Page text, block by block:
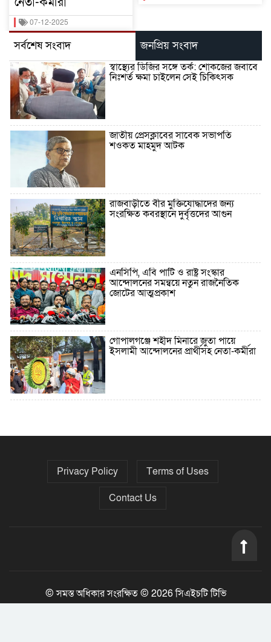
07-12-2025
সর্বশেষ সংবাদ জনপ্রিয় সংবাদ
স্বাস্থ্যের ডিজির সঙ্গে তর্ক: শোকজের জবাবে
নিঃশর্ত ক্ষমা চাইলেন সেই চিকিৎসক
জাতীয় প্রেসক্লাবের সাবেক সভাপতি
শওকত মাহমুদ আটক
রাজবাড়ীতে বীর মুক্তিযোদ্ধাদের জন্য
সংরক্ষিত কবরস্থানে দুর্বৃত্তদের আগুন
এনসিপি, এবি পার্টি ও রাষ্ট্র সংস্কার
আন্দোলনের সমন্বয়ে নতুন রাজনৈতিক
জোটের আত্মপ্রকাশ
গোপালগঞ্জে শহীদ মিনারে জুতা পায়ে
ইসলামী আন্দোলনের প্রার্থীসহ নেতা-কর্মীরা
নির্বাচনের তফসিল ৮-১৫ ডিসেম্বরের মধ্যে
Privacy Policy
Terms of Uses
Contact Us
© সমস্ত অধিকার সংরক্ষিত © 2026 সিএইচটি টিভি